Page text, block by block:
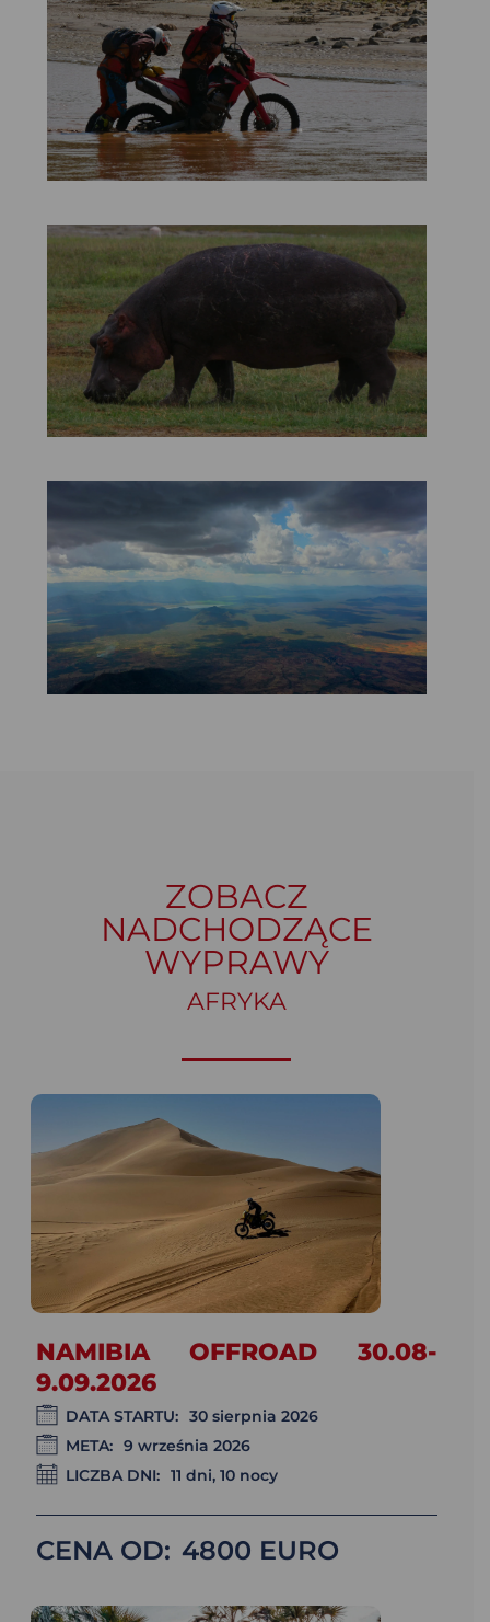
ZOBACZ
NADCHODZĄCE
WYPRAWY
AFRYKA
NAMIBIA OFFROAD 30.08-
9.09.2026
DATA STARTU: 30 sierpnia 2026
META: 9 września 2026
LICZBA DNI: 11 dni, 10 nocy
CENA OD: 4800